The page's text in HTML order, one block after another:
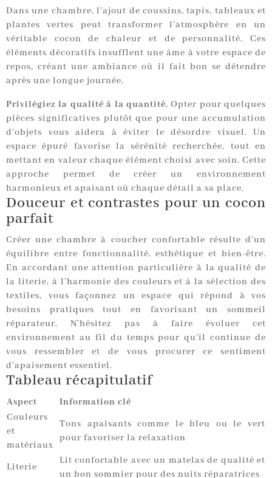
Dans une chambre, l’ajout de coussins, tapis, tableaux et
plantes vertes peut transformer l’atmosphère en un
véritable cocon de chaleur et de personnalité. Ces
éléments décoratifs insufflent une âme à votre espace de
repos, créant une ambiance où il fait bon se détendre
après une longue journée.
Privilégiez la qualité à la quantité. Opter pour quelques
pièces significatives plutôt que pour une accumulation
d’objets vous aidera à éviter le désordre visuel. Un
espace épuré favorise la sérénité recherchée, tout en
mettant en valeur chaque élément choisi avec soin. Cette
approche permet de créer un environnement
harmonieux et apaisant où chaque détail a sa place.
Douceur et contrastes pour un cocon
parfait
Créer une chambre à coucher confortable résulte d’un
équilibre entre fonctionnalité, esthétique et bien-être.
En accordant une attention particulière à la qualité de
la literie, à l’harmonie des couleurs et à la sélection des
textiles, vous façonnez un espace qui répond à vos
besoins pratiques tout en favorisant un sommeil
réparateur. N’hésitez pas à faire évoluer cet
environnement au fil du temps pour qu’il continue de
vous ressembler et de vous procurer ce sentiment
d’apaisement essentiel.
Tableau récapitulatif
Aspect
Information clé
Couleurs
et
matériaux
Tons apaisants comme le bleu ou le vert
pour favoriser la relaxation
Literie
Lit confortable avec un matelas de qualité et
un bon sommier pour des nuits réparatrices